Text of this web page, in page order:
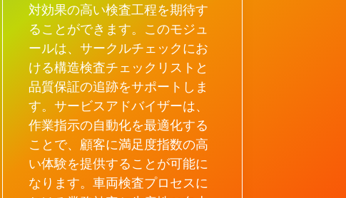
対効果の高い検査工程を期待す
ることができます。このモジュ
ールは、サークルチェックにお
ける構造検査チェックリストと
品質保証の追跡をサポートしま
す。サービスアドバイザーは、
作業指示の自動化を最適化する
ことで、顧客に満足度指数の高
い体験を提供することが可能に
なります。車両検査プロセスに